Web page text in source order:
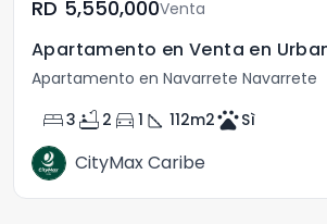
RD	5,550,000Venta
Apartamento en Navarrete Navarrete
bed3 bathtub 2 directions_car 1 square_foot 112m2petsSì
CityMax Caribe